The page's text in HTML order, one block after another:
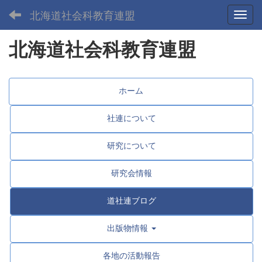
北海道社会科教育連盟
北海道社会科教育連盟
ホーム
社連について
研究について
研究会情報
道社連ブログ
出版物情報
各地の活動報告